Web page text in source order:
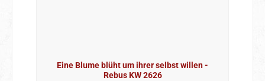
Eine Blume blüht um ihrer selbst willen -
Rebus KW 2626